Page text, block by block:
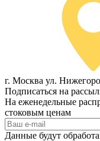
г. Москва ул.
Подписаться на
На еженедельные
стоковым ценам
Данные будут